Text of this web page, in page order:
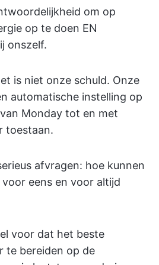
om op
op te doen EN
onszelf.
is niet onze schuld. Onze
automatische instelling op
Monday tot en met
toestaan.
afvragen: hoe kunnen
eens en voor altijd
voor dat het beste
te bereiden op de